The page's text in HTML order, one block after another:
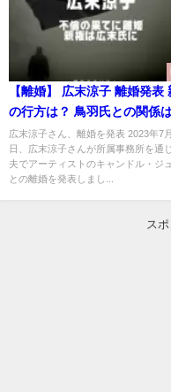
【離婚】 広末涼子 離婚発表
の行方は？ 鳥羽氏との関係
うなる？
広末涼子さん、離婚を発表 2023年7
日、広末涼子さんが所属事務所を通じ
夫でアーティストのキャンドル・ジ
との離婚を発表しまし...
ス